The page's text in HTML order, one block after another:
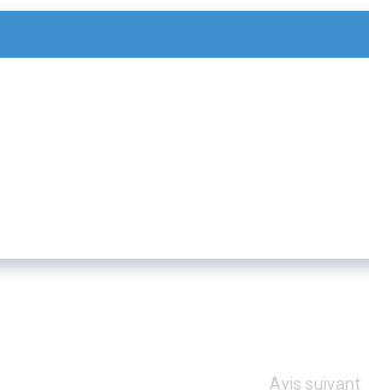
Avis suivant